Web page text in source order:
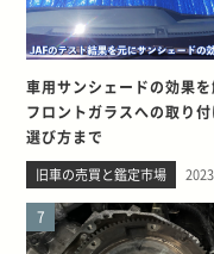
車用サンシェードの効果を
フロントガラスへの取り付
選び方まで
旧車の売買と鑑定市場
7